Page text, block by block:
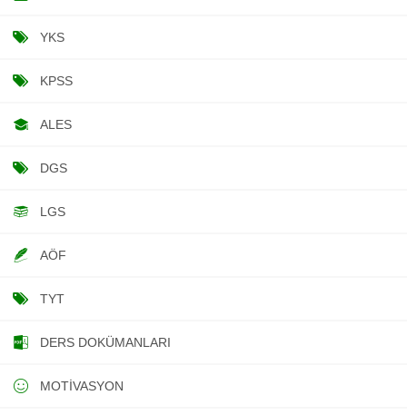
YKS
KPSS
ALES
DGS
LGS
AÖF
TYT
DERS DOKÜMANLARI
MOTIVASYON